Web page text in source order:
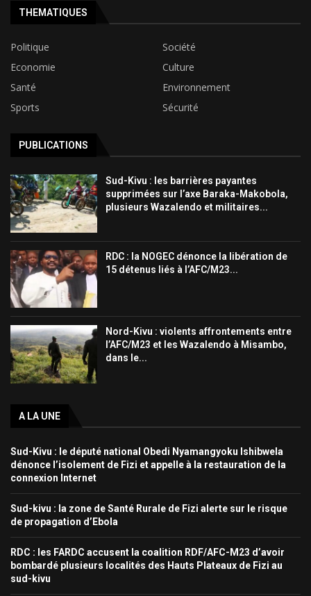
THEMATIQUES
Politique
Société
Economie
Culture
Santé
Environnement
Sports
Sécurité
PUBLICATIONS
Sud-Kivu : les barrières payantes
supprimées sur l’axe Baraka-Makobola,
plusieurs Wazalendo et militaires...
RDC : la NOGEC dénonce la libération de
15 détenus liés à l’AFC/M23...
Nord-Kivu : violents affrontements entre
l’AFC/M23 et les Wazalendo à Misambo,
dans le...
A LA UNE
Sud-Kivu : le député national Obedi Nyamangyoku Ishibwela
dénonce l’isolement de Fizi et appelle à la restauration de la
connexion Internet
Sud-kivu : la zone de Santé Rurale de Fizi alerte sur le risque
de propagation d’Ebola
RDC : les FARDC accusent la coalition RDF/AFC-M23 d’avoir
bombardé plusieurs localités des Hauts Plateaux de Fizi au
sud-kivu